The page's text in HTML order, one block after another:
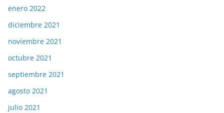
enero 2022
diciembre 2021
noviembre 2021
octubre 2021
septiembre 2021
agosto 2021
julio 2021